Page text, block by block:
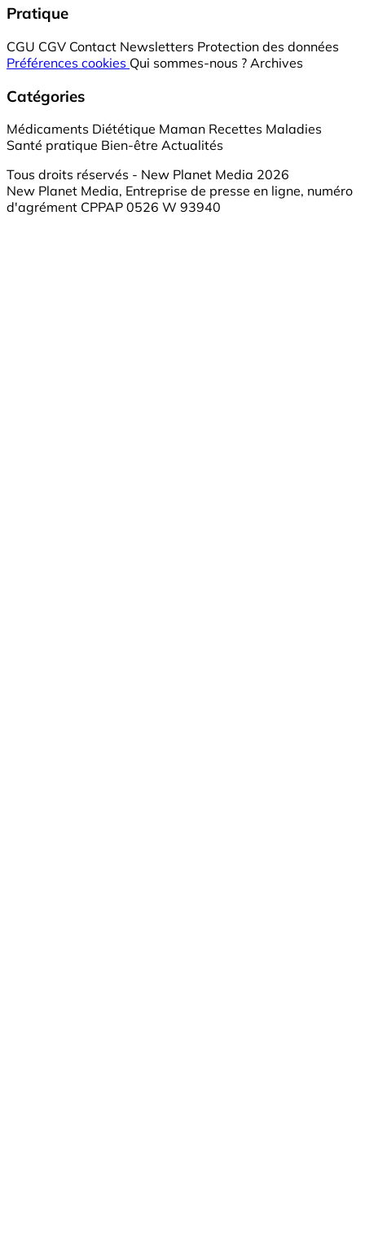
Pratique
CGU CGV Contact Newsletters Protection des données
Préférences cookies Qui sommes-nous ? Archives
Catégories
Médicaments Diététique Maman Recettes Maladies
Santé pratique Bien-être Actualités
Tous droits réservés - New Planet Media 2026
New Planet Media, Entreprise de presse en ligne, numéro
d'agrément CPPAP 0526 W 93940